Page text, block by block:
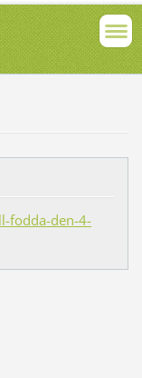
fodda-den-4-